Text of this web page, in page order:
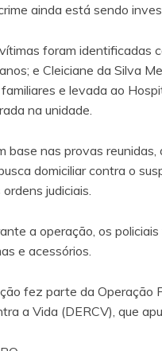
ainda está sendo
foram identificadas
e Cleiciane da Silva
e levada ao
na unidade.
base nas provas
domiciliar contra o
judiciais.
a operação, os
e acessórios.
fez parte da Operação
a Vida (DERCV), que